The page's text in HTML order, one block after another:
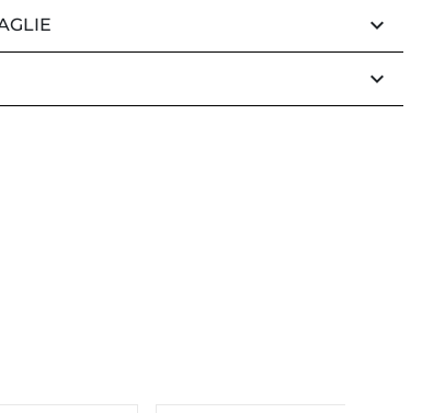
keyboard_arrow_down
keyboard_arrow_down